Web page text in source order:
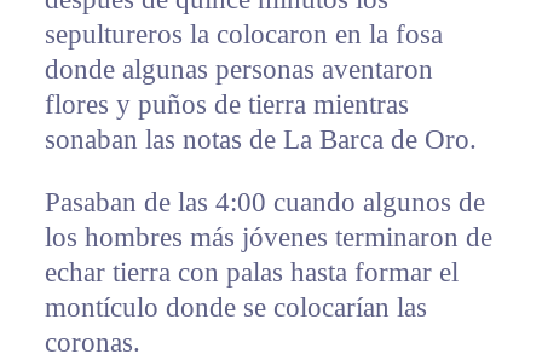
sepultureros la colocaron en la fosa
donde algunas personas aventaron
flores y puños de tierra mientras
sonaban las notas de La Barca de Oro.
Pasaban de las 4:00 cuando algunos de
los hombres más jóvenes terminaron de
echar tierra con palas hasta formar el
montículo donde se colocarían las
coronas.